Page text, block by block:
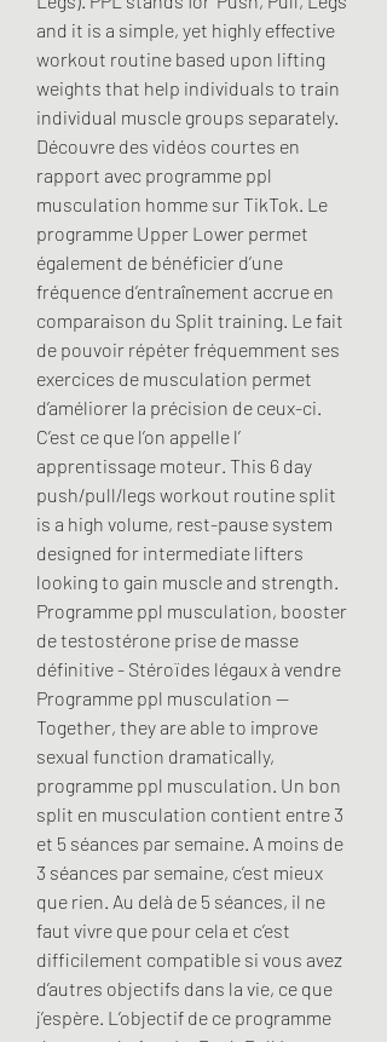
and it is a simple, yet highly effective
workout routine based upon lifting
weights that help individuals to train
individual muscle groups separately.
Découvre des vidéos courtes en
rapport avec programme ppl
musculation homme sur TikTok. Le
programme Upper Lower permet
également de bénéficier d’une
fréquence d’entraînement accrue en
comparaison du Split training. Le fait
de pouvoir répéter fréquemment ses
exercices de musculation permet
d’améliorer la précision de ceux-ci.
C’est ce que l’on appelle l’
apprentissage moteur. This 6 day
push/pull/legs workout routine split
is a high volume, rest-pause system
designed for intermediate lifters
looking to gain muscle and strength.
Programme ppl musculation, booster
de testostérone prise de masse
définitive - Stéroïdes légaux à vendre
Programme ppl musculation --
Together, they are able to improve
sexual function dramatically,
programme ppl musculation. Un bon
split en musculation contient entre 3
et 5 séances par semaine. A moins de
3 séances par semaine, c’est mieux
que rien. Au delà de 5 séances, il ne
faut vivre que pour cela et c’est
difficilement compatible si vous avez
d’autres objectifs dans la vie, ce que
j’espère. L’objectif de ce programme